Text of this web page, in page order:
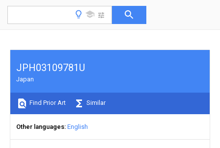
JPH03109781U
Japan
Find Prior Art Similar
Other languages English